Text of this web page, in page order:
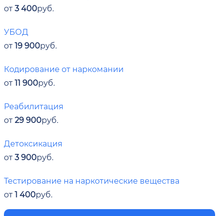
от3 400руб.
УБОД
от19 900руб.
Кодирование от наркомании
от11 900руб.
Реабилитация
от29 900руб.
Детоксикация
от3 900руб.
Тестирование на наркотические вещества
от1 400руб.